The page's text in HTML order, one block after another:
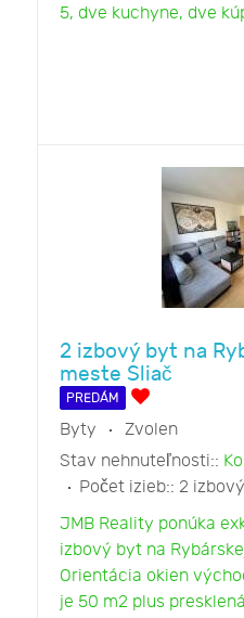
5, dve kuchyne, dve
2 izbový byt na
meste Sliač
PREDÁM
Byty
Zvolen
Stav nehnuteľnosti::
Počet izieb:: 2 izbový
JMB Reality ponúka
izbový byt na
Orientácia okien
je 50 m2 plus